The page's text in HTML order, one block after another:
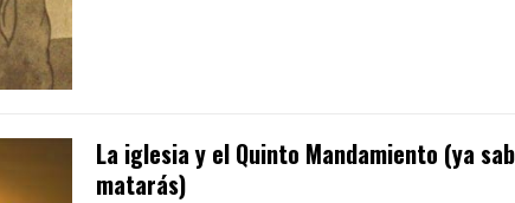
La iglesia y el Quinto Mandamiento (ya
matarás)